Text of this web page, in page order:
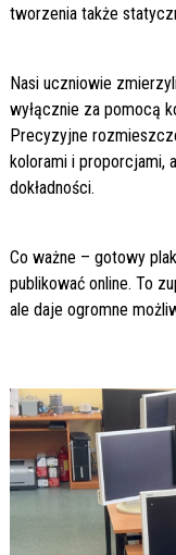
tworzenia także
Nasi uczniowie
wyłącznie za pomocą
Precyzyjne
kolorami i proporcjami,
dokładności.
Co ważne – gotowy
publikować online. To
ale daje ogromne